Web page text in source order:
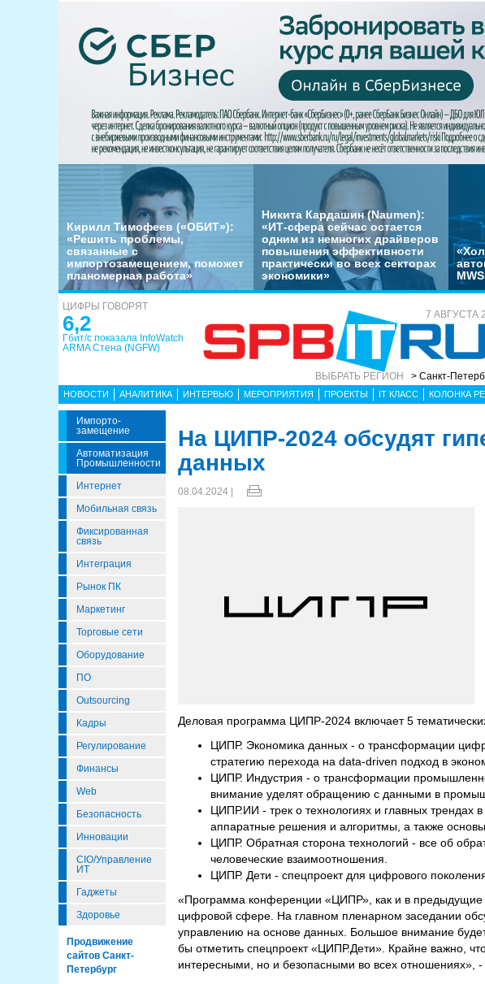
Кирилл Тимофеев («ОБИТ»):
«Решить проблемы,
связанные с
импортозамещением, поможет
планомерная работа»
Никита Кардашин (Naumen):
«ИТ-сфера сейчас остается
одним из немногих драйверов
повышения эффективности
практически во всех секторах
экономики»
ЦИФРЫ ГОВОРЯТ
6,2
Гбит/с показала InfoWatch
ARMA Стена (NGFW)
7 АВГУСТА
ВЫБРАТЬ РЕГИОН > Санкт-
НОВОСТИ АНАЛИТИКА ИНТЕРВЬЮ МЕРОПРИЯТИЯ ПРОЕКТЫ IT КЛАСС КОЛОНКА
Импорто­
Замещение
Автоматизация
Промышленности
Интернет
Мобильная связь
Фиксированная
связь
Интеграция
Рынок ПК
Маркетинг
Торговые сети
Оборудование
ПО
Outsourcing
Кадры
Регулирование
Финансы
Web
Безопасность
Инновации
CIO/Управление
ИТ
Гаджеты
Здоровье
Продвижение
сайтов Санкт-
Петербург
На ЦИПР-2024 обсудят
данных
08.04.2024 |
Деловая программа ЦИПР-2024 включает 5
ЦИПР. Экономика данных - о трансформации
стратегию перехода на data-driven подход в
ЦИПР. Индустрия - о трансформации
внимание уделят обращению с данными в
ЦИПР.ИИ - трек о технологиях и главных
аппаратные решения и алгоритмы, а также
ЦИПР. Обратная сторона технологий - все об
человеческие взаимоотношения.
ЦИПР. Дети - спецпроект для цифрового
«Программа конференции «ЦИПР», как и в предыдущие
цифровой сфере. На главном пленарном заседании
управлению на основе данных. Большое внимание
бы отметить спецпроект «ЦИПР.Дети». Крайне важно,
интересными, но и безопасными во всех отношениях», -